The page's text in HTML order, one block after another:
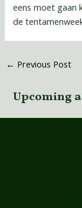
eens moet gaan
de
← Previous Post
Upcoming